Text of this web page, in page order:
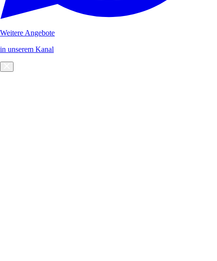
Weitere Angebote
in unserem Kanal